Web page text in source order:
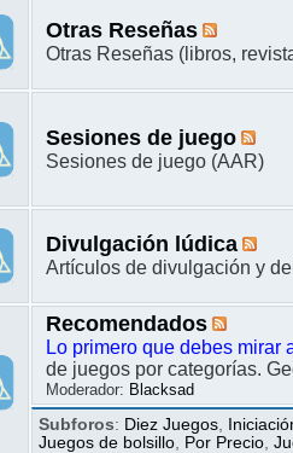
Otras Reseñas
Otras Reseñas (libros,
Sesiones de juego
Sesiones de juego (AAR)
Divulgación lúdica
Artículos de divulgación y
Recomendados
Lo primero que debes mirar
de juegos por categorías.
Moderador: Blacksad
Subforos: Diez Juegos
Juegos de bolsillo
Por Precio ,